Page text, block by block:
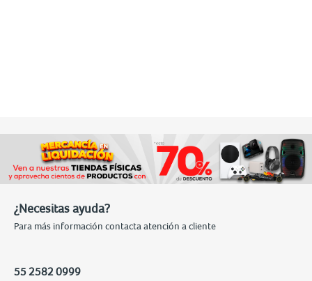
¿Necesitas ayuda?
Para más información contacta atención a cliente
55 2582 0999